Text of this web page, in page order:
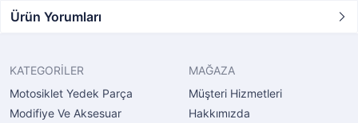
Ürün Yorumları
KATEGORİLER
Motosiklet Yedek Parça
Modifiye Ve Aksesuar
MAĞAZA
Müşteri Hizmetleri
Hakkımızda